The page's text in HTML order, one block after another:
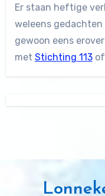
Er staan heftige
weleens
gewoon eens
met Stichting 113of